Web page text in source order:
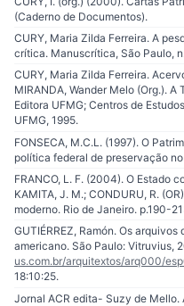
(Caderno de Documentos).
CURY, Maria Zilda Ferreira. A
crítica. Manuscrítica, São Paulo,
CURY, Maria Zilda Ferreira.
MIRANDA, Wander Melo (Org.).
Editora UFMG; Centros de
UFMG, 1995.
FONSECA, M.C.L. (1997). O
política federal de preservação
FRANCO, L. F. (2004). O Estado
KAMITA, J. M.; CONDURU, R.
moderno. Rio de Janeiro. p.190-
GUTIÉRREZ, Ramón. Os
americano. São Paulo: Vitruvius,
us.com.br/arquitextos/arq000/
18:10:25.
Jornal ACR edita- Suzy de Mello.